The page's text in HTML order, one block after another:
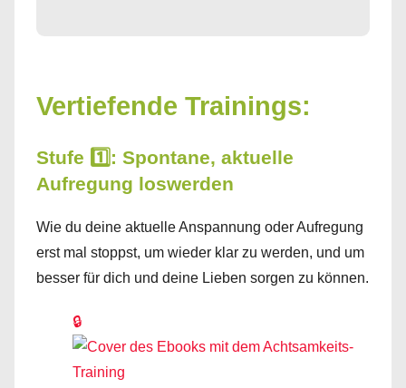
Vertiefende Trainings:
Stufe 1️⃣: Spontane, aktuelle
Aufregung loswerden
Wie du deine aktuelle Anspannung oder Aufregung
erst mal stoppst, um wieder klar zu werden, und um
besser für dich und deine Lieben sorgen zu können.
🔒